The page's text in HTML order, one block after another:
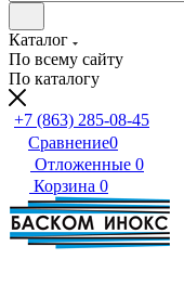
Каталог
По всему сайту
По каталогу
+7 (863) 285-08-45
Сравнение0
Отложенные 0
Корзина 0